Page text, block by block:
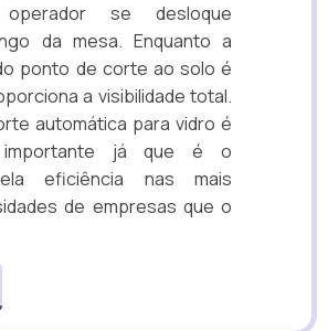
se desloque
da mesa. Enquanto a
ponto de corte ao solo é
a visibilidade total.
automática para vidro é
importante já que é o
eficiência nas mais
de empresas que o